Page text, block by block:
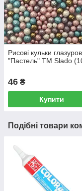
Рисові кульки
"Пастель" TM Slado
46 ₴
Купити
Подібні товари